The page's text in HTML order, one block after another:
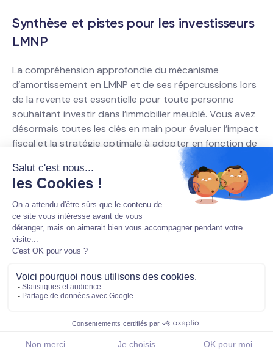
Synthèse et pistes pour les investisseurs
LMNP
La compréhension approfondie du mécanisme
d’amortissement en LMNP et de ses répercussions lors
de la revente est essentielle pour toute personne
souhaitant investir dans l’immobilier meublé. Vous avez
désormais toutes les clés en main pour évaluer l’impact
fiscal et la stratégie optimale à adopter en fonction de
Voici un rappel des points essentiels :
Lecalcul de la plus‐value
entre le prix de vente et le prix d’acquisition, majoré
des frais liés à l’achat et des amortissements
L’amortissementpermet de réduire les revenus
imposables pendant la phase de location mais doit
permettent de réduire progressivement l’impact